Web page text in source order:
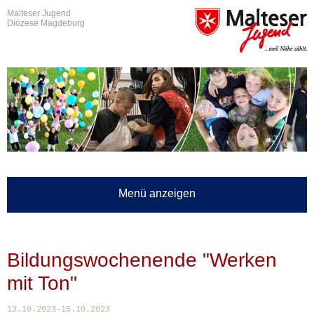
Malteser Jugend
Diözese Magdeburg
Menü anzeigen
Bildungswochenende "Werken
mit Ton"
13.10.2023–15.10.2023